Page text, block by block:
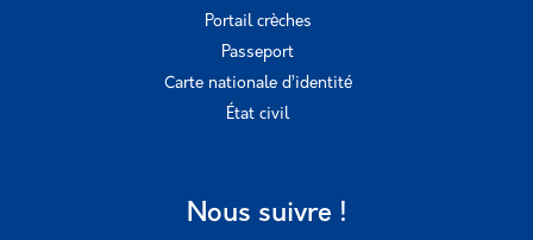
Portail crèches
Passeport
Carte nationale d’identité
État civil
Nous suivre !